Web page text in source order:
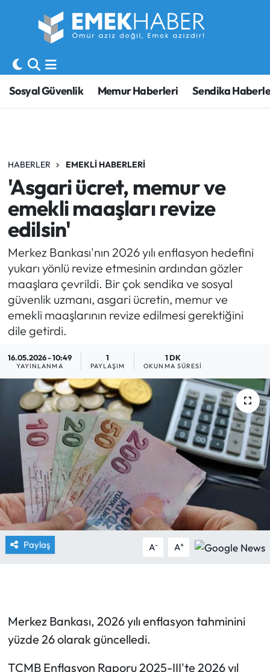
Sosyal Güvenlik Memur Haberleri Sendika
HABERLER EMEKLI HABERLERI
'Asgari ücret, memur ve
emekli maaşları revize
edilsin'
Merkez Bankası'nın 2026 yılı enflasyon hedefini
yukarı yönlü revize etmesinin ardından gözler
maaşlara çevrildi. Bir çok sendika ve sosyal
güvenlik uzmanı, asgari ücretin, memur ve
emekli maaşlarının revize edilmesi gerektiğini
dile getirdi.
16.05.2026 - 10:49
YAYINLANMA
1
PAYLAŞIM
1 DK
OKUNMA SÜRESI
Paylaş A- A+
Merkez Bankası, 2026 yılı enflasyon tahminini
yüzde 26 olarak güncelledi.
TCMB Enflasyon Raporu 2025-III'te 2026 yıl
Sosyal Güvenlik
Sendika
SORU-CEVAP
Memur
Emekli
İşveren
İş Fırsatları
Yargı Kararları
Araştırma-Rapor
Hava Durumu
Trafik Durumu
Süper Lig Puan Durumu ve Fikstür
Son Dakika Haberleri
Haber Arşivi